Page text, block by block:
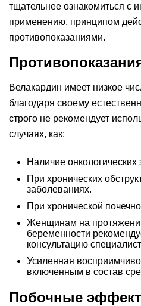
тщательнее ознакомиться с
применению, принципом
противопоказаниями.
Велакардин имеет низкое
благодаря своему
строго не рекомендует
случаях, как:
Наличие онкологических
При хронических
заболеваниях.
При хронической
Женщинам на
беременности
консультацию
Усиленная
включенным в состав
Побочные